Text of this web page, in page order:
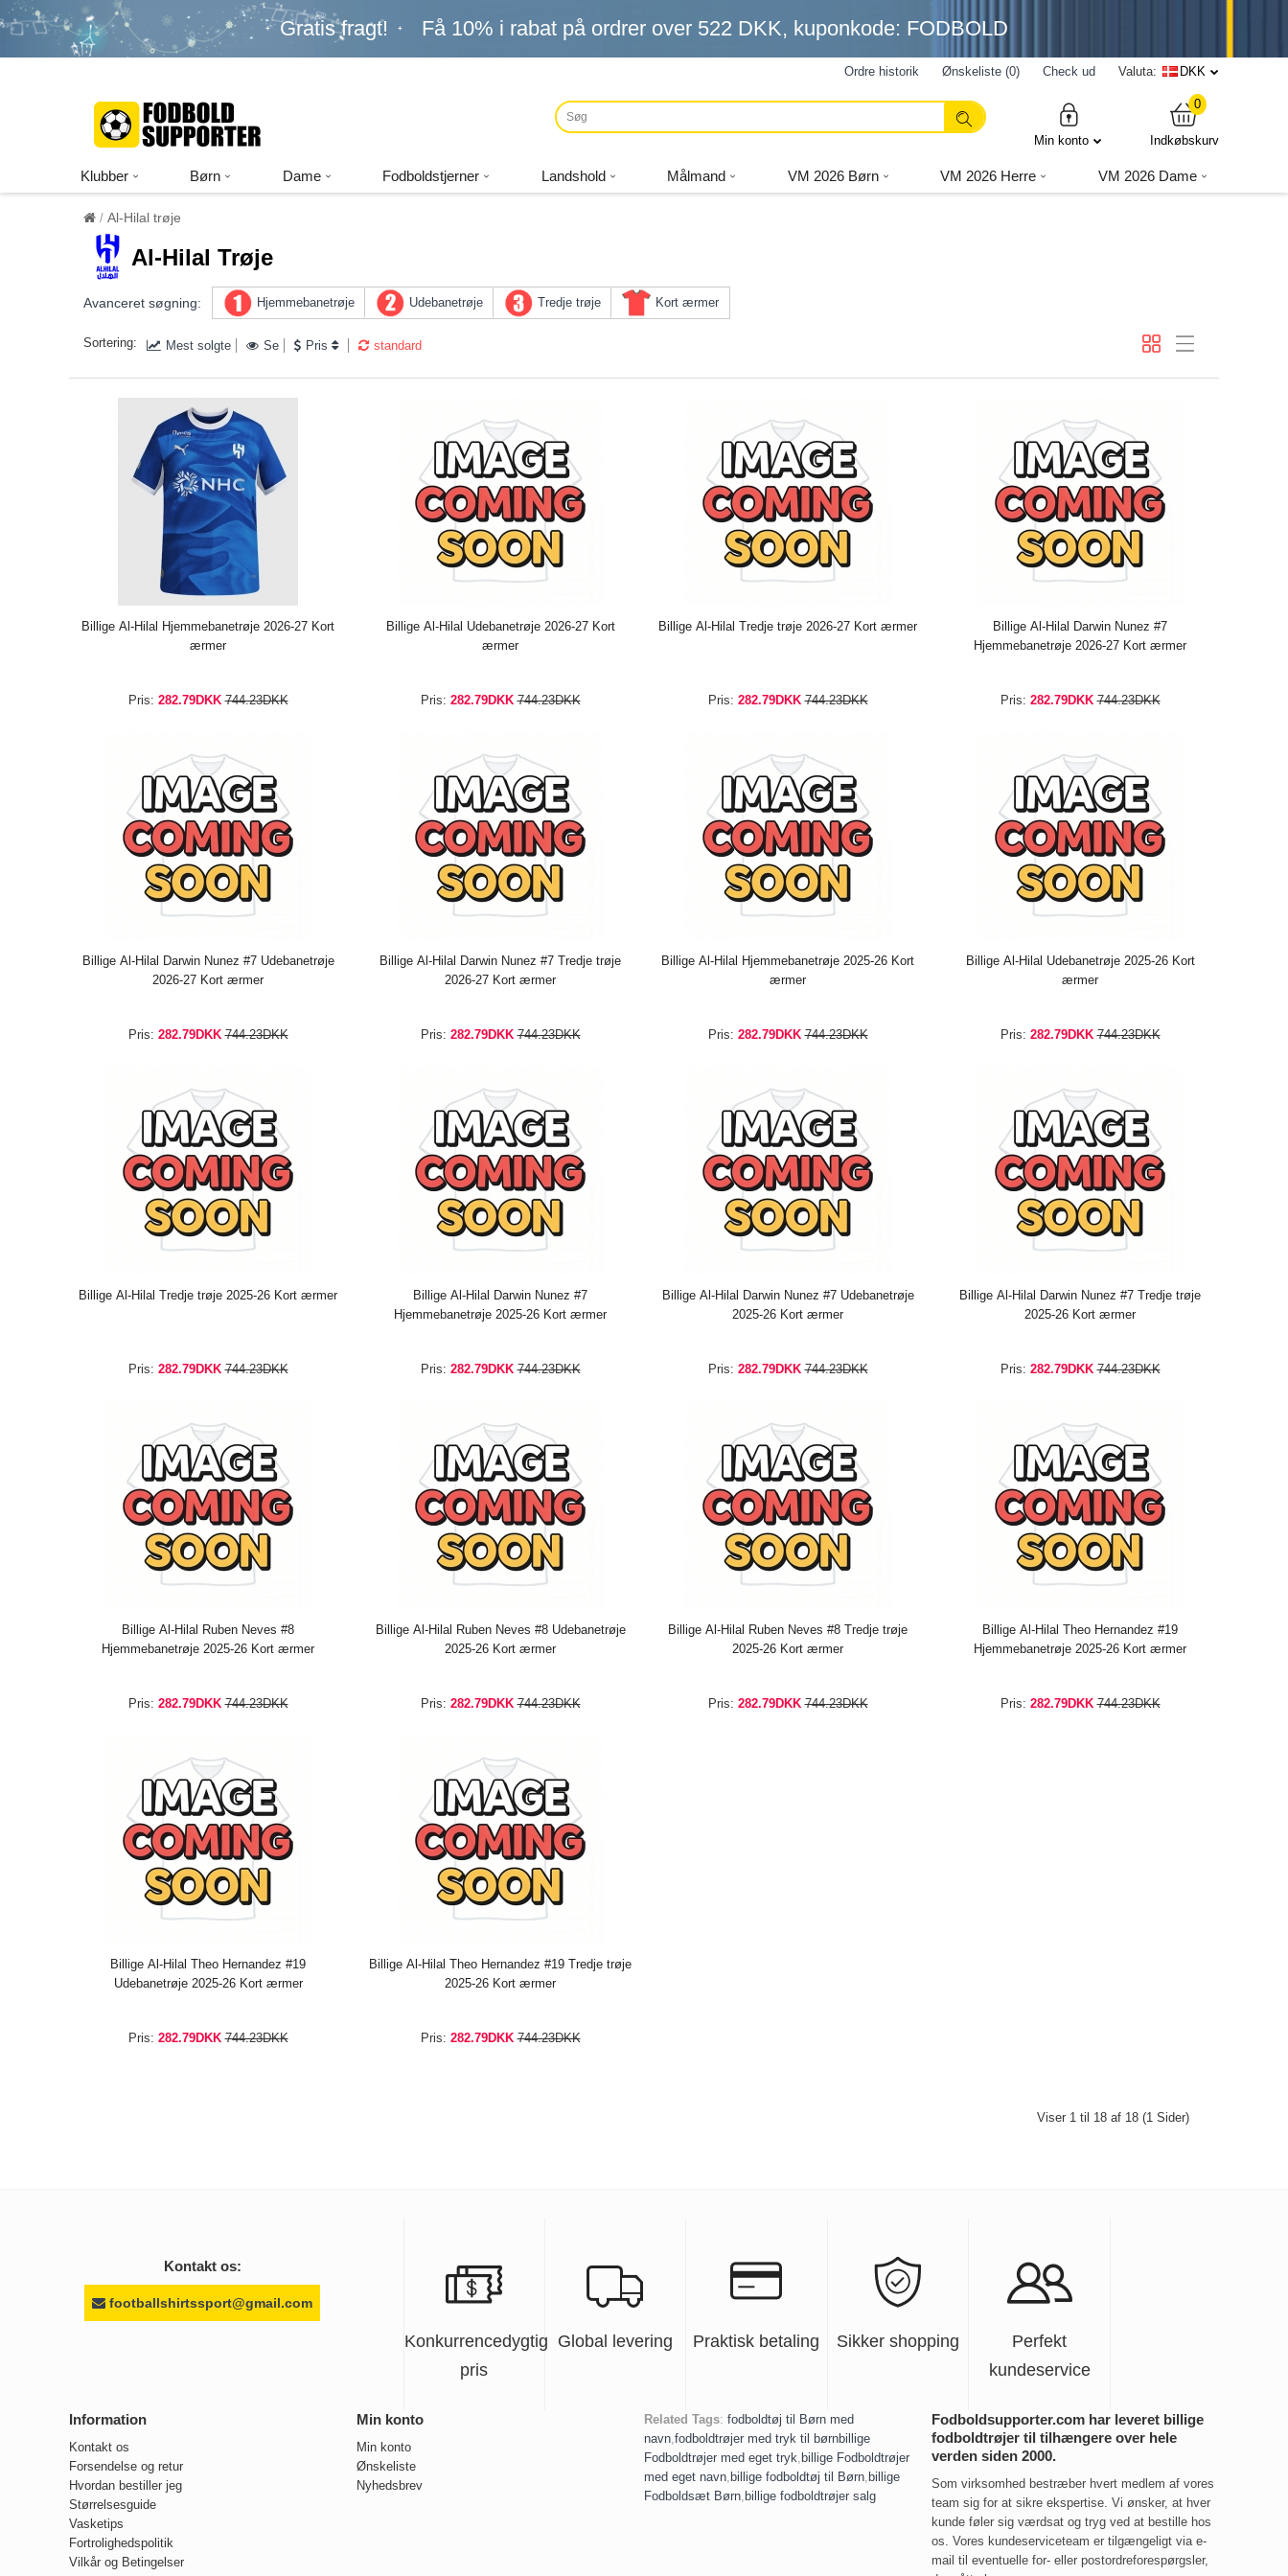
Gratis fragt! Få 10% i rabat på ordrer over 522 DKK, kuponkode: FODBOLD
Ordre historik Ønskeliste (0) Check ud Valuta: DKK
Min konto
0
Indkøbskurv
Klubber Børn Dame Fodboldstjerner Landshold Målmand VM 2026 Børn VM 2026 Herre VM 2026 Dame
Al-Hilal trøje
Al-Hilal Trøje
Avanceret søgning: Hjemmebanetrøje Udebanetrøje Tredje trøje Kort ærmer
Sortering: Mest solgte Se Pris standard
Billige Al-Hilal Hjemmebanetrøje 2026-27 Kort
ærmer
Pris: 282.79DKK 744.23DKK
Billige Al-Hilal Udebanetrøje 2026-27 Kort
ærmer
Pris: 282.79DKK 744.23DKK
Billige Al-Hilal Tredje trøje 2026-27 Kort ærmer
Pris: 282.79DKK 744.23DKK
Billige Al-Hilal Darwin Nunez #7
Hjemmebanetrøje 2026-27 Kort ærmer
Pris: 282.79DKK 744.23DKK
Billige Al-Hilal Darwin Nunez #7 Udebanetrøje
2026-27 Kort ærmer
Pris: 282.79DKK 744.23DKK
Billige Al-Hilal Darwin Nunez #7 Tredje trøje
2026-27 Kort ærmer
Pris: 282.79DKK 744.23DKK
Billige Al-Hilal Hjemmebanetrøje 2025-26 Kort
ærmer
Pris: 282.79DKK 744.23DKK
Billige Al-Hilal Udebanetrøje 2025-26 Kort
ærmer
Pris: 282.79DKK 744.23DKK
Billige Al-Hilal Tredje trøje 2025-26 Kort ærmer
Pris: 282.79DKK 744.23DKK
Billige Al-Hilal Darwin Nunez #7
Hjemmebanetrøje 2025-26 Kort ærmer
Pris: 282.79DKK 744.23DKK
Billige Al-Hilal Darwin Nunez #7 Udebanetrøje
2025-26 Kort ærmer
Pris: 282.79DKK 744.23DKK
Billige Al-Hilal Darwin Nunez #7 Tredje trøje
2025-26 Kort ærmer
Pris: 282.79DKK 744.23DKK
Billige Al-Hilal Ruben Neves #8
Hjemmebanetrøje 2025-26 Kort ærmer
Pris: 282.79DKK 744.23DKK
Billige Al-Hilal Ruben Neves #8 Udebanetrøje
2025-26 Kort ærmer
Pris: 282.79DKK 744.23DKK
Billige Al-Hilal Ruben Neves #8 Tredje trøje
2025-26 Kort ærmer
Pris: 282.79DKK 744.23DKK
Billige Al-Hilal Theo Hernandez #19
Hjemmebanetrøje 2025-26 Kort ærmer
Pris: 282.79DKK 744.23DKK
Billige Al-Hilal Theo Hernandez #19
Udebanetrøje 2025-26 Kort ærmer
Pris: 282.79DKK 744.23DKK
Billige Al-Hilal Theo Hernandez #19 Tredje trøje
2025-26 Kort ærmer
Pris: 282.79DKK 744.23DKK
Viser 1 til 18 af 18 (1 Sider)
Kontakt os:
footballshirtssport@gmail.com
Konkurrencedygtig
pris
Global levering Praktisk betaling Sikker shopping
Perfekt
kundeservice
Information
Kontakt os
Forsendelse og retur
Hvordan bestiller jeg
Størrelsesguide
Vasketips
Fortrolighedspolitik
Vilkår og Betingelser
Min konto
Min konto
Ønskeliste
Nyhedsbrev
Related Tags: fodboldtøj til Børn med
navn,fodboldtrøjer med tryk til børnbillige
Fodboldtrøjer med eget tryk, billige Fodboldtrøjer
med eget navn, billige fodboldtøj til Børn, billige
Fodboldsæt Børn, billige fodboldtrøjer salg
Fodboldsupporter.com har leveret billige
fodboldtrøjer til tilhængere over hele
verden siden 2000.
Som virksomhed bestræber hvert medlem af vores
team sig for at sikre ekspertise. Vi ønsker, at hver
kunde føler sig værdsat og tryg ved at bestille hos
os. Vores kundeserviceteam er tilgængeligt via e-
mail til eventuelle for- eller postordreforespørgsler,